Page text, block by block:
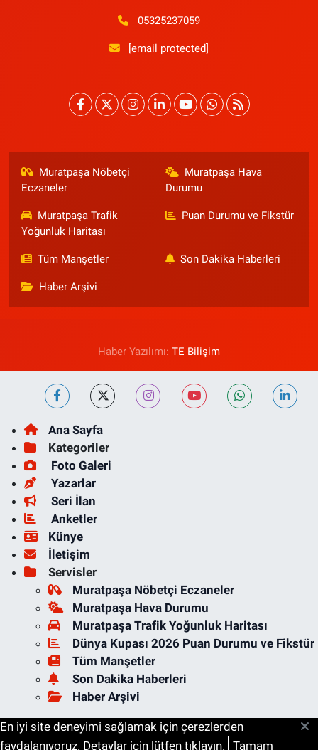
05325237059
[email protected]
Muratpaşa Nöbetçi
Eczaneler
Muratpaşa Hava
Durumu
Muratpaşa Trafik
Yoğunluk Haritası
Puan Durumu ve Fikstür
Tüm Manşetler Son Dakika Haberleri
Haber Arşivi
Haber Yazılımı: TE Bilişim
Ana Sayfa
Kategoriler
Foto Galeri
Yazarlar
Seri İlan
Anketler
Künye
İletişim
Servisler
Muratpaşa Nöbetçi Eczaneler
Muratpaşa Hava Durumu
Muratpaşa Trafik Yoğunluk Haritası
Dünya Kupası 2026 Puan Durumu ve Fikstür
Tüm Manşetler
Son Dakika Haberleri
Haber Arşivi
En iyi site deneyimi sağlamak için çerezlerden
faydalanıyoruz. Detaylar için lütfen tıklayın. Tamam